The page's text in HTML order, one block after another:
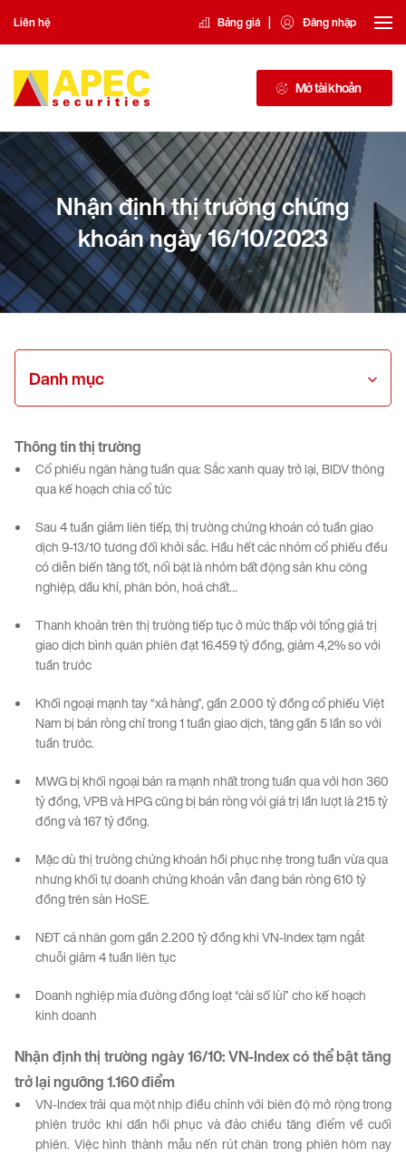
Liên hệ Bảng giá | Đăng nhập
Mở tài khoản
Nhận định thị trường chứng
khoán ngày 16/10/2023
Danh mục
Thôngtinthịtrường
Cổ phiếu ngân hàng tuần qua: Sắc xanh quay trở lại, BIDV thông
qua kế hoạch chia cổ tức
Sau 4 tuần giảm liên tiếp, thị trường chứng khoán có tuần giao
dịch 9-13/10 tương đối khởi sắc. Hầu hết các nhóm cổ phiếu đều
có diễn biến tăng tốt, nổi bật là nhóm bất động sản khu công
nghiệp, dầu khí, phân bón, hoá chất…
Thanh khoản trên thị trường tiếp tục ở mức thấp với tổng giá trị
giao dịch bình quân phiên đạt 16.459 tỷ đồng, giảm 4,2% so với
tuần trước
Khối ngoại mạnh tay “xả hàng”, gần 2.000 tỷ đồng cổ phiếu Việt
Nam bị bán ròng chỉ trong 1 tuần giao dịch, tăng gần 5 lần so với
tuần trước.
MWG bị khối ngoại bán ra mạnh nhất trong tuần qua với hơn 360
tỷ đồng, VPB và HPG cũng bị bán ròng vói giá trị lần lượt là 215 tỷ
đồng và 167 tỷ đồng.
Mặc dù thị trường chứng khoán hồi phục nhẹ trong tuần vừa qua
nhưng khối tự doanh chứng khoán vẫn đang bán ròng 610 tỷ
đồng trên sàn HoSE.
NĐT cá nhân gom gần 2.200 tỷ đồng khi VN-Index tạm ngắt
chuỗi giảm 4 tuần liên tục
Doanh nghiệp mía đường đồng loạt “cài số lùi” cho kế hoạch
kinh doanh
Nhận định thị trường ngày16/10:VN-Indexcó thể bật tăng
trở lại ngưỡng 1.160 điểm
VN-Index trải qua một nhịp điều chỉnh với biên độ mở rộng trong
phiên trước khi dần hồi phục và đảo chiều tăng điểm về cuối
phiên. Việc hình thành mẫu nến rút chân trong phiên hôm nay